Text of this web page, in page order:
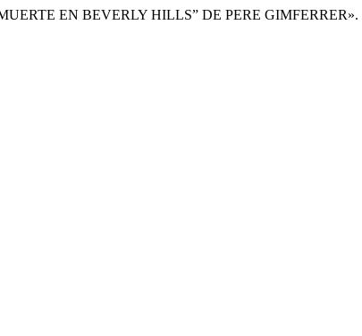
EN BEVERLY HILLS” DE PERE GIMFERRER».